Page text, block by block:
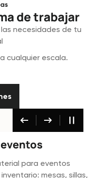
de trabajar
necesidades de tu
cualquier escala.
Producción
envían docenas
la temporada alta.
para eventos
mesas, sillas,
con plazos muy